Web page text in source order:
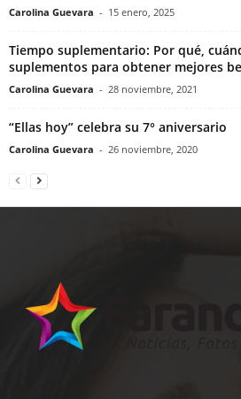
Carolina Guevara - 15 enero, 2025
Tiempo suplementario: Por qué,
suplementos para obtener mejores
Carolina Guevara - 28 noviembre, 2021
“Ellas hoy” celebra su 7° aniversario
Carolina Guevara - 26 noviembre, 2020